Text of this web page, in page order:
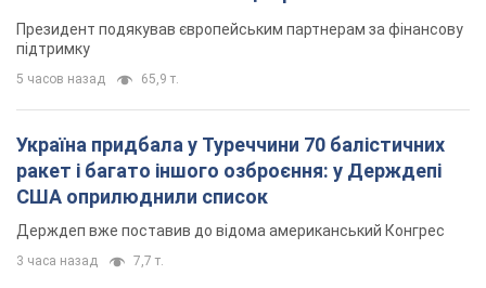
"Нас почули на одне вухо": у містах України 24-й
день поспіль тривають мітинги на підтримку
Федорова. Фото і відео
Антиурядові виступи з вимогою повернути Федорова досі
3 часа назад 2,7 т.